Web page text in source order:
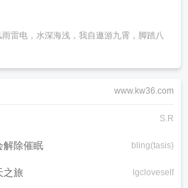
雷电，水深海浅，我自遨游九霄，脚踏八
www.kw36.com
S.R
解除催眠 bling(tasis)
之旅 lgcloveself